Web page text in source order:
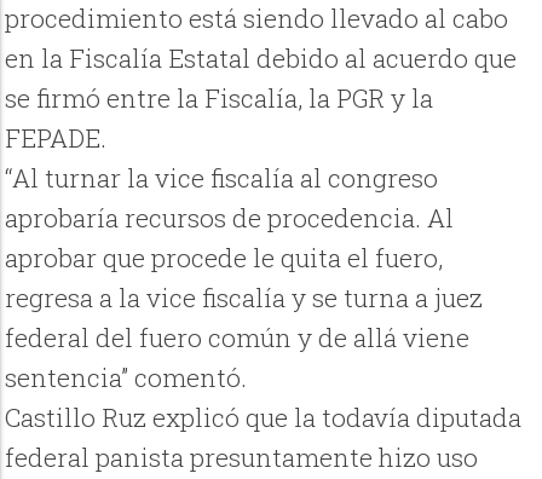
procedimiento está siendo llevado al cabo
en la Fiscalía Estatal debido al acuerdo que
se firmó entre la Fiscalía, la PGR y la
FEPADE.
“Al turnar la vice fiscalía al congreso
aprobaría recursos de procedencia. Al
aprobar que procede le quita el fuero,
regresa a la vice fiscalía y se turna a juez
federal del fuero común y de allá viene
sentencia” comentó.
Castillo Ruz explicó que la todavía diputada
federal panista presuntamente hizo uso